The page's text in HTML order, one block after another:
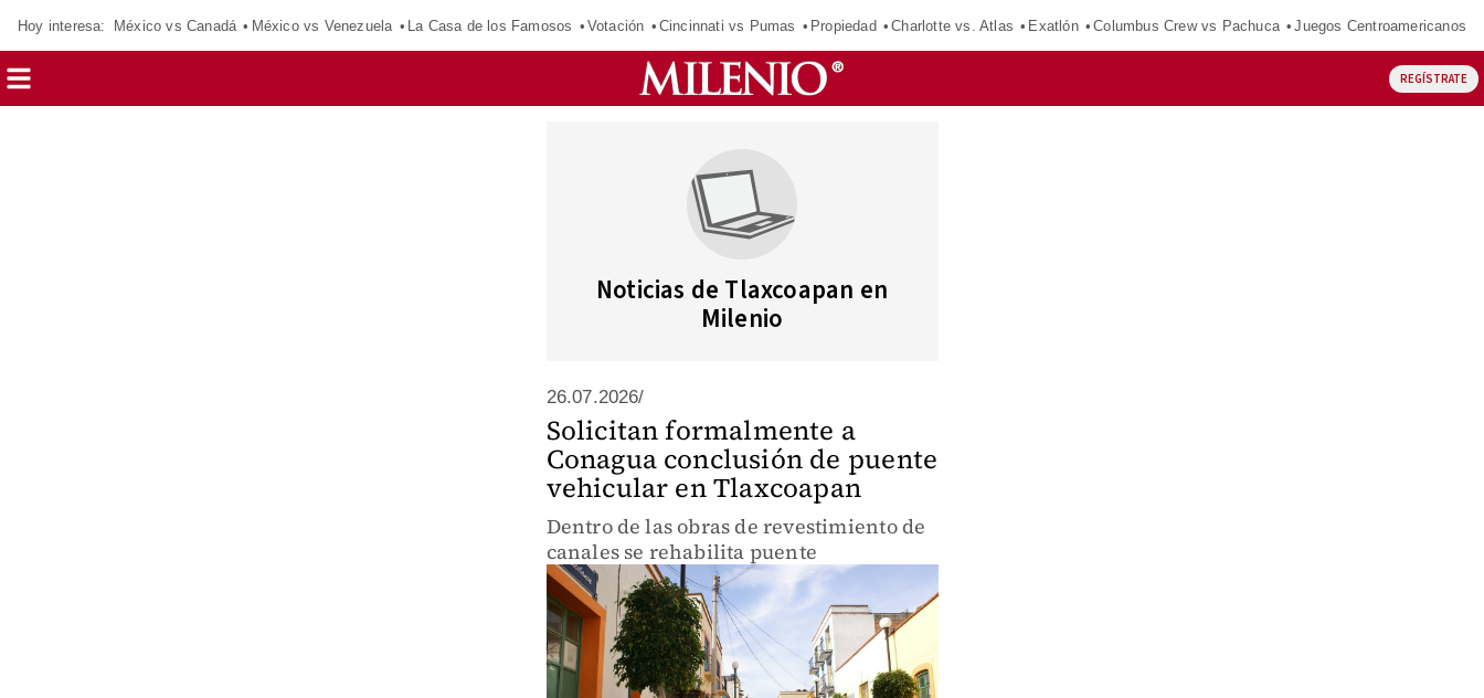
Hoy interesa: México vs Canadá México vs Venezuela La Casa de los Famosos Votación Cincinnati vs Pumas Propiedad Charlotte vs. Atlas Exatlón Columbus Crew vs Pachuca Juegos Centroamericanos
REGÍSTRATE
Noticias de Tlaxcoapan en
Milenio
26.07.2026/
Solicitan formalmente a
Conagua conclusión de puente
vehicular en Tlaxcoapan
Dentro de las obras de revestimiento de
canales se rehabilita puente